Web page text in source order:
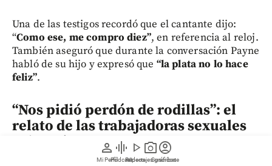
person
Mi Perfil
graphic_eq
Pódcast
play_arrow
Videos
photo_camera
Reportajes gráficos
account_circle
Suscríbete
Una de las testigos recordó que el cantante dijo:
“Como ese, me compro diez”, en referencia al reloj.
También aseguró que durante la conversación Payne
habló de su hijo y expresó que “la plata no lo hace
feliz”.
“Nos pidió perdón de rodillas”: el
relato de las trabajadoras sexuales
sobre Liam Payne